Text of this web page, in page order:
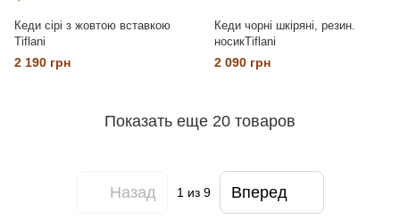
Кеди сірі з жовтою вставкою
Tiflani
2 190 грн
Кеди чорні шкіряні, резин.
носикTiflani
2 090 грн
Показать еще 20 товаров
Назад 1 из 9 Вперед